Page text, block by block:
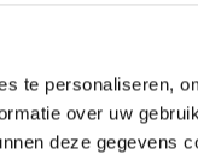
te personaliseren,
over uw
deze gegevens